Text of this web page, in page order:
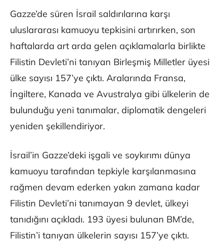
Gazze’de süren İsrail saldırılarına karşı
uluslararası kamuoyu tepkisini artırırken, son
haftalarda art arda gelen açıklamalarla birlikte
Filistin Devleti’ni tanıyan Birleşmiş Milletler üyesi
ülke sayısı 157’ye çıktı. Aralarında Fransa,
İngiltere, Kanada ve Avustralya gibi ülkelerin de
bulunduğu yeni tanımalar, diplomatik dengeleri
yeniden şekillendiriyor.
İsrail’in Gazze’deki işgali ve soykırımı dünya
kamuoyu tarafından tepkiyle karşılanmasına
rağmen devam ederken yakın zamana kadar
Filistin Devleti’ni tanımayan 9 devlet, ülkeyi
tanıdığını açıkladı. 193 üyesi bulunan BM’de,
Filistin’i tanıyan ülkelerin sayısı 157’ye çıktı.